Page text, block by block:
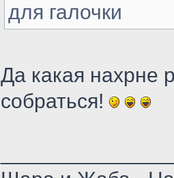
для галочки
Да какая нахрне
собраться!